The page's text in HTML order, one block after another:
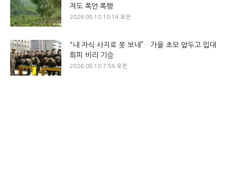
져도 폭언·폭행
2026.08.10 10:14 오전
“내 자식 사지로 못 보내”…가을 초모 앞두고 입대
회피 비리 기승
2026.08.10 7:56 오전